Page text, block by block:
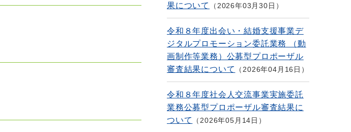
果について
2026年03月30日
令和８年度出会い・結婚支援事業デ
ジタルプロモーション委託業務 （動
画制作等業務）公募型プロポーザル
審査結果について
2026年04月16日
令和８年度社会人交流事業実施委託
業務公募型プロポーザル審査結果に
ついて
2026年05月14日